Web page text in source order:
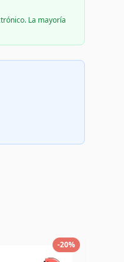
La mayoría
-20%